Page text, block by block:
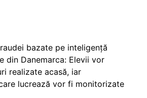
bazate pe inteligență
din Danemarca: Elevii vor
realizate acasă, iar
lucrează vor fi monitorizate